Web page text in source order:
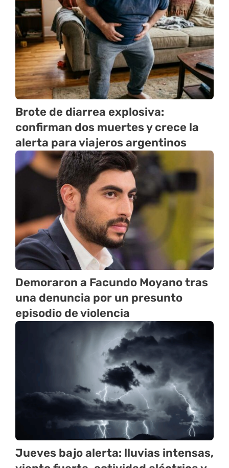
Brote de diarrea explosiva:
confirman dos muertes y crece la
alerta para viajeros argentinos
Demoraron a Facundo Moyano tras
una denuncia por un presunto
episodio de violencia
Jueves bajo alerta: lluvias intensas,